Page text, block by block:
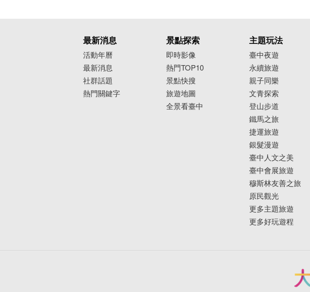
最新消息
活動年曆
最新消息
社群話題
熱門關鍵字
景點探索
即時影像
熱門TOP10
景點快搜
旅遊地圖
全景看臺中
主題玩法
臺中夜遊
永續旅遊
親子同樂
文青探索
登山步道
鐵馬之旅
捷運旅遊
銀髮漫遊
臺中人文之美
臺中會展旅遊
穆斯林友善之旅
原民觀光
更多主題旅遊
更多好玩遊程